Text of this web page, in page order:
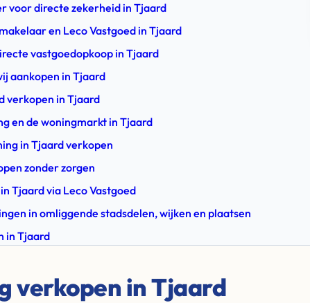
voor directe zekerheid in Tjaard
en Leco Vastgoed in Tjaard
vastgoedopkoop in Tjaard
aankopen in Tjaard
verkopen in Tjaard
en de woningmarkt in Tjaard
in Tjaard verkopen
zonder zorgen
Tjaard via Leco Vastgoed
in omliggende stadsdelen, wijken en plaatsen
in Tjaard
verkopen in Tjaard